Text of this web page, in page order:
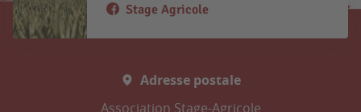
Stage Agricole
Adresse postale
Association Stage-Agricole